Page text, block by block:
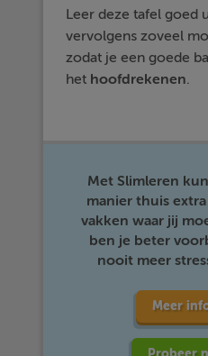
Leer deze tafel goed
vervolgens zoveel
zodat je een goede
het hoofdrekenen.
Met Slimleren
manier thuis
vakken waar jij
ben je beter
nooit meer
Meer